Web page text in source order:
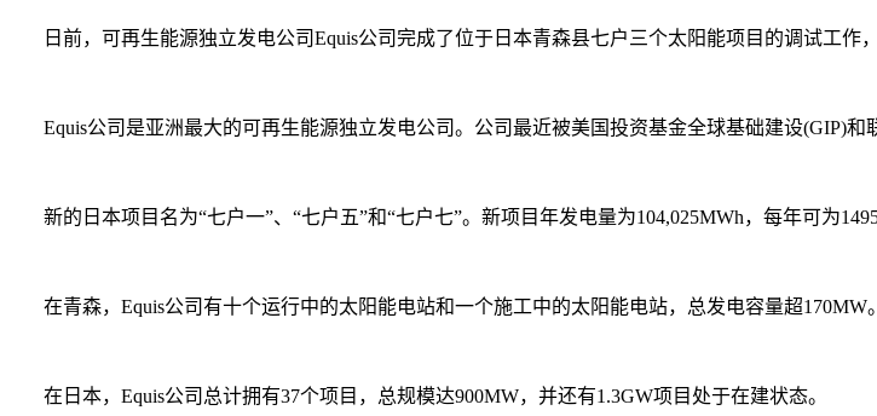
日前，可再生能源独立发电公司Equis公司完成了位于日本青森县七户三个太阳能项目的调试工作，
Equis公司是亚洲最大的可再生能源独立发电公司。公司最近被美国投资基金全球基础建设(GIP)和
新的日本项目名为“七户一”、“七户五”和“七户七”。新项目年发电量为104,025MWh，每年可为
在青森，Equis公司有十个运行中的太阳能电站和一个施工中的太阳能电站，总发电容量超170MW
在日本，Equis公司总计拥有37个项目，总规模达900MW，并还有1.3GW项目处于在建状态。